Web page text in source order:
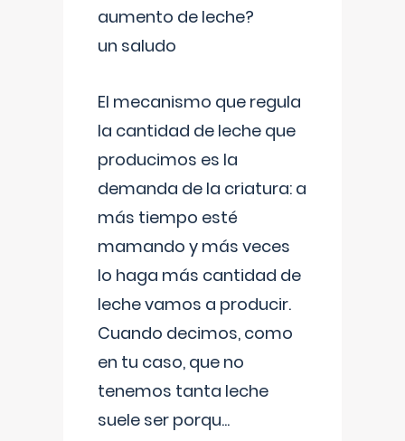
aumento de leche?
un saludo
El mecanismo que regula
la cantidad de leche que
producimos es la
demanda de la criatura: a
más tiempo esté
mamando y más veces
lo haga más cantidad de
leche vamos a producir.
Cuando decimos, como
en tu caso, que no
tenemos tanta leche
suele ser porqu...